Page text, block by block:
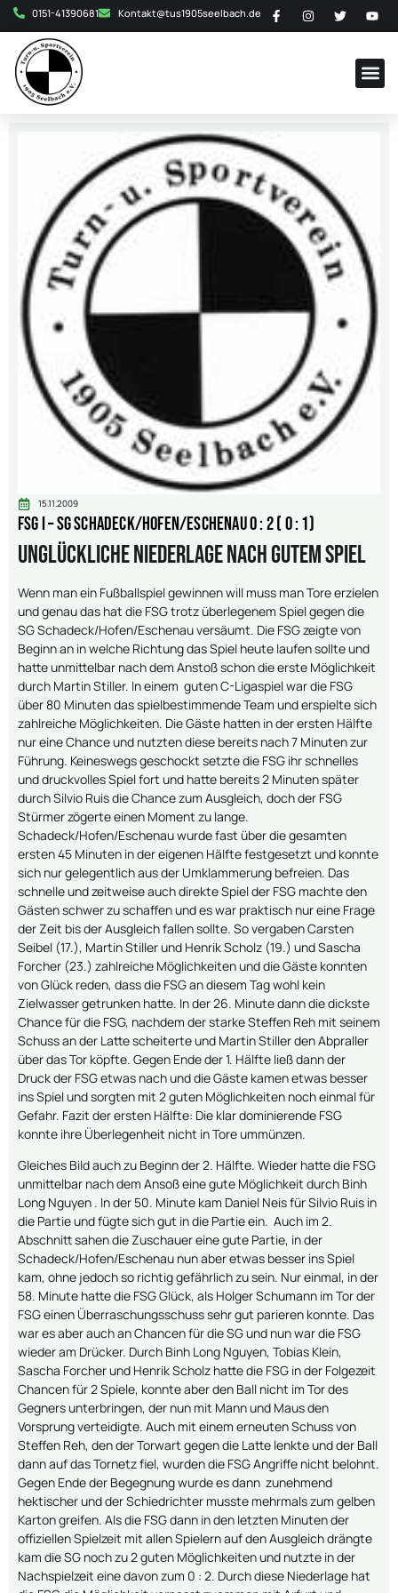
0151-41390681 Kontakt@tus1905seelbach.de
15.11.2009
FSG I – SG Schadeck/Hofen/Eschenau 0 : 2 ( 0 : 1)
Unglückliche Niederlage nach gutem Spiel
Wenn man ein Fußballspiel gewinnen will muss man Tore erzielen
und genau das hat die FSG trotz überlegenem Spiel gegen die
SG Schadeck/Hofen/Eschenau versäumt. Die FSG zeigte von
Beginn an in welche Richtung das Spiel heute laufen sollte und
hatte unmittelbar nach dem Anstoß schon die erste Möglichkeit
durch Martin Stiller. In einem guten C-Ligaspiel war die FSG
über 80 Minuten das spielbestimmende Team und erspielte sich
zahlreiche Möglichkeiten. Die Gäste hatten in der ersten Hälfte
nur eine Chance und nutzten diese bereits nach 7 Minuten zur
Führung. Keineswegs geschockt setzte die FSG ihr schnelles
und druckvolles Spiel fort und hatte bereits 2 Minuten später
durch Silvio Ruis die Chance zum Ausgleich, doch der FSG
Stürmer zögerte einen Moment zu lange.
Schadeck/Hofen/Eschenau wurde fast über die gesamten
ersten 45 Minuten in der eigenen Hälfte festgesetzt und konnte
sich nur gelegentlich aus der Umklammerung befreien. Das
schnelle und zeitweise auch direkte Spiel der FSG machte den
Gästen schwer zu schaffen und es war praktisch nur eine Frage
der Zeit bis der Ausgleich fallen sollte. So vergaben Carsten
Seibel (17.), Martin Stiller und Henrik Scholz (19.) und Sascha
Forcher (23.) zahlreiche Möglichkeiten und die Gäste konnten
von Glück reden, dass die FSG an diesem Tag wohl kein
Zielwasser getrunken hatte. In der 26. Minute dann die dickste
Chance für die FSG, nachdem der starke Steffen Reh mit seinem
Schuss an der Latte scheiterte und Martin Stiller den Abpraller
über das Tor köpfte. Gegen Ende der 1. Hälfte ließ dann der
Druck der FSG etwas nach und die Gäste kamen etwas besser
ins Spiel und sorgten mit 2 guten Möglichkeiten noch einmal für
Gefahr. Fazit der ersten Hälfte: Die klar dominierende FSG
konnte ihre Überlegenheit nicht in Tore ummünzen.
Gleiches Bild auch zu Beginn der 2. Hälfte. Wieder hatte die FSG
unmittelbar nach dem Ansoß eine gute Möglichkeit durch Binh
Long Nguyen . In der 50. Minute kam Daniel Neis für Silvio Ruis in
die Partie und fügte sich gut in die Partie ein. Auch im 2.
Abschnitt sahen die Zuschauer eine gute Partie, in der
Schadeck/Hofen/Eschenau nun aber etwas besser ins Spiel
kam, ohne jedoch so richtig gefährlich zu sein. Nur einmal, in der
58. Minute hatte die FSG Glück, als Holger Schumann im Tor der
FSG einen Überraschungsschuss sehr gut parieren konnte. Das
war es aber auch an Chancen für die SG und nun war die FSG
wieder am Drücker. Durch Binh Long Nguyen, Tobias Klein,
Sascha Forcher und Henrik Scholz hatte die FSG in der Folgezeit
Chancen für 2 Spiele, konnte aber den Ball nicht im Tor des
Gegners unterbringen, der nun mit Mann und Maus den
Vorsprung verteidigte. Auch mit einem erneuten Schuss von
Steffen Reh, den der Torwart gegen die Latte lenkte und der Ball
dann auf das Tornetz fiel, wurden die FSG Angriffe nicht belohnt.
Gegen Ende der Begegnung wurde es dann zunehmend
hektischer und der Schiedrichter musste mehrmals zum gelben
Karton greifen. Als die FSG dann in den letzten Minuten der
offiziellen Spielzeit mit allen Spielern auf den Ausgleich drängte
kam die SG noch zu 2 guten Möglichkeiten und nutzte in der
Nachspielzeit eine davon zum 0 : 2. Durch diese Niederlage hat